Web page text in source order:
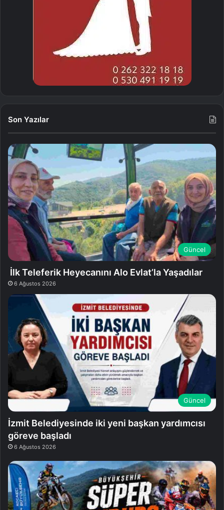
Son Yazılar
Güncel
İlk Teleferik Heyecanını Alo Evlat’la Yaşadılar
6 Ağustos 2026
Güncel
İzmit Belediyesinde iki yeni başkan yardımcısı
göreve başladı
6 Ağustos 2026